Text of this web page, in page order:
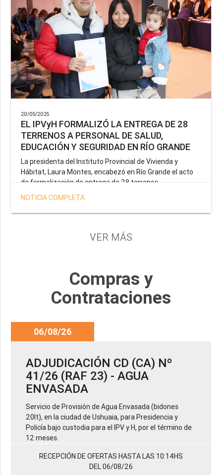
20/05/2025
EL IPVyH FORMALIZÓ LA ENTREGA DE 28
TERRENOS A PERSONAL DE SALUD,
EDUCACIÓN Y SEGURIDAD EN RÍO GRANDE
La presidenta del Instituto Provincial de Vivienda y
Hábitat, Laura Montes, encabezó en Río Grande el acto
de formalización de entrega de 28 terrenos
correspondientes a la operatoria especial anunciada por
el Gobernador Gustavo Melella, la cual tiene como
objetivo brindar una solución habitacional a docentes,
Provincia y del Servicio Penitenciario.
NOTICIA COMPLETA
VER MÁS
Compras y
Contrataciones
06/08/26
ADJUDICACIÓN CD (CA) Nº
41/26 (RAF 23) - AGUA
ENVASADA
Servicio de Provisión de Agua Envasada (bidones
20lt), en la ciudad de Ushuaia, para Presidencia y
Policía bajo custodia para el IPV y H, por el término de
12 meses.
RECEPCIÓN DE OFERTAS HASTA LAS 10:14HS
DEL 06/08/26